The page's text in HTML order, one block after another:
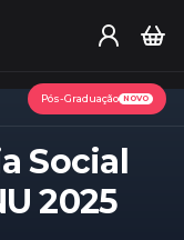
Pós-Graduação NOVO
Social
2025